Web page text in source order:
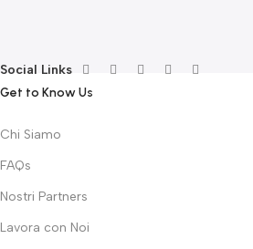
Social Links
Get to Know Us
Chi Siamo
FAQs
Nostri Partners
Lavora con Noi